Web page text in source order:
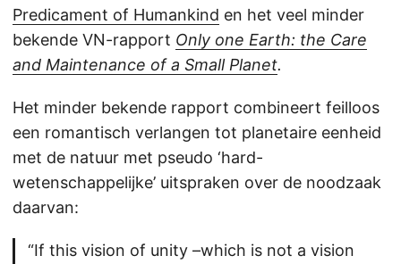
Predicament of Humankind en het veel minder
bekende VN-rapport Only one Earth: the Care
and Maintenance of a Small Planet.
Het minder bekende rapport combineert feilloos
een romantisch verlangen tot planetaire eenheid
met de natuur met pseudo ‘hard-
wetenschappelijke’ uitspraken over de noodzaak
daarvan:
“If this vision of unity –which is not a vision